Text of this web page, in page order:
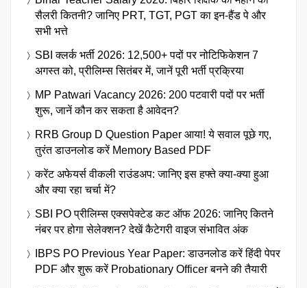
सैलरी कितनी? जानिए PRT, TGT, PGT का इन-हैंड पे और
सभी भत्ते
SBI क्लर्क भर्ती 2026: 12,500+ पदों पर नोटिफिकेशन 7
अगस्त को, प्रीलिम्स सितंबर में, जानें पूरी भर्ती प्रक्रिया
MP Patwari Vacancy 2026: 200 पटवारी पदों पर भर्ती
शुरू, जानें कौन कर सकता है आवेदन?
RRB Group D Question Paper आया! ये सवाल पूछे गए,
तुरंत डाउनलोड करें Memory Based PDF
करेंट अफेयर्स वीकली राउंडअप: जानिए इस हफ्ते क्या-क्या हुआ
और क्या रहा चर्चा में?
SBI PO प्रीलिम्स एक्सपेक्टेड कट ऑफ 2026: जानिए कितने
नंबर पर होगा सेलेक्शन? देखें कैटेगरी वाइज संभावित अंक
IBPS PO Previous Year Paper: डाउनलोड करें हिंदी पेपर
PDF और शुरू करें Probationary Officer बनने की तैयारी